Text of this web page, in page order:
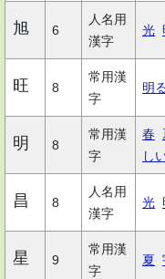
旭 6
人名用
漢字
光
旺 8
常用漢
字
明
明 8
常用漢
字
春
し
昌 8
人名用
漢字
光
星 9
常用漢
字
夏